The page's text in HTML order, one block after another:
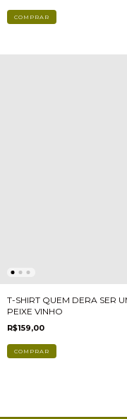
T-SHIRT QUEM DERA SER
PEIXE VINHO
R$159,00
COMPRAR